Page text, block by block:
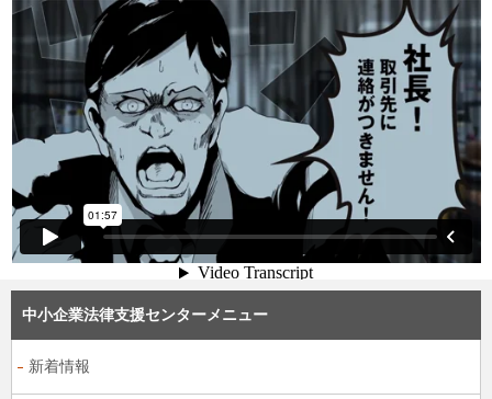
中小企業法律支援センターメニュー
新着情報